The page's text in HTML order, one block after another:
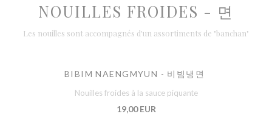
NOUILLES FROIDES - 면
Les nouilles sont accompagnés d'un assortiments de "banchan"
BIBIM NAENGMYUN - 비빔냉면
Nouilles froides à la sauce piquante
19,00 EUR